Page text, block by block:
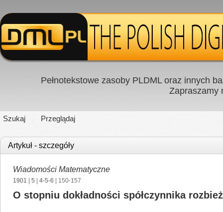
Pełnotekstowe zasoby PLDML oraz innych
Zapraszamy
Szukaj Przeglądaj
Artykuł - szczegóły
Wiadomości Matematyczne
1901 5 4-5-6 | 150-157
O stopniu dokładności spółczynnika